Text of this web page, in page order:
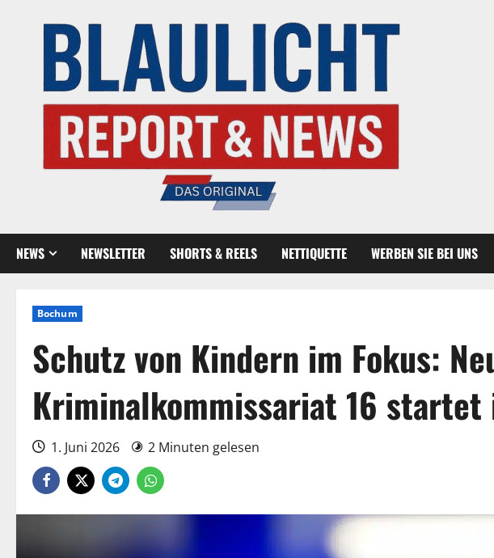
NEWS NEWSLETTER SHORTS & REELS NETTIQUETTE WERBEN SIE BEI UNS
Bochum
Schutz von Kindern im Fokus:
Kriminalkommissariat 16 startet
1. Juni 2026 2 Minuten gelesen